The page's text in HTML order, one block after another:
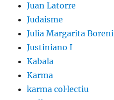
Juan Latorre
Judaisme
Julia Margarita Boreni
Justiniano I
Kabala
Karma
karma col·lectiu